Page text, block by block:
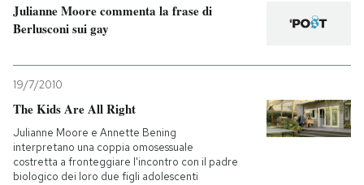
Julianne Moore commenta la frase di
Berlusconi sui gay
19/7/2010
The Kids Are All Right
Julianne Moore e Annette Bening
interpretano una coppia omosessuale
costretta a fronteggiare l'incontro con il padre
biologico dei loro due figli adolescenti